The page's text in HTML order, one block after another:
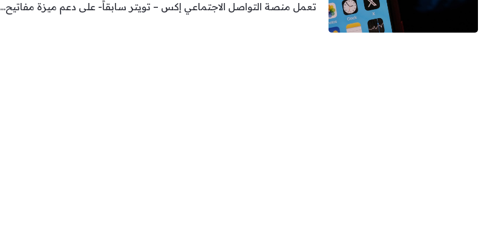
تعمل منصة التواصل الاجتماعي إكس – تويتر سابقاً- على دعم ميزة مفاتيح...